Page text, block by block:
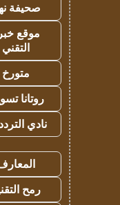
صحيفة
موقع
التقني
متورخ
روتانا
نادي
رمح